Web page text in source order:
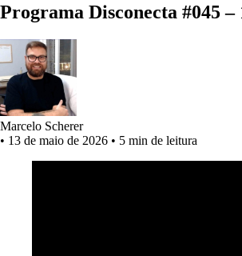
Programa Disconecta #045 –
Marcelo Scherer
• 13 de maio de 2026 • 5 min de leitura